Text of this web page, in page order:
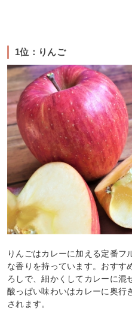
1位：りんご
りんごはカレーに加える定番フ
な香りを持っています。おすす
ろしで、細かくしてカレーに混
酸っぱい味わいはカレーに奥行
されます。